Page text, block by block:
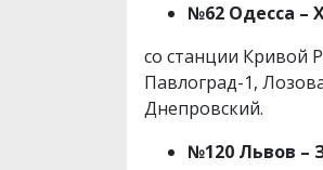
№62 Одесса –
со станции Кривой
Павлоград-1,
Днепровский.
№120 Львов –